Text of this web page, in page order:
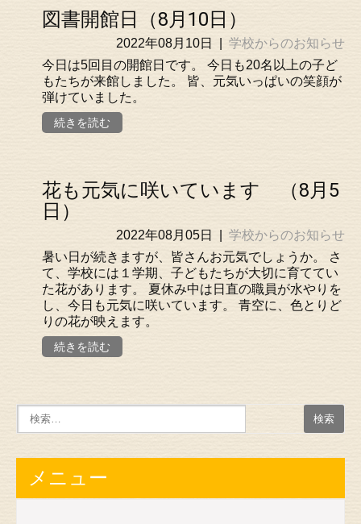
図書開館日（8月10日）
2022年08月10日
学校からのお知らせ
今日は5回目の開館日です。 今日も20名以上の子ど
もたちが来館しました。 皆、元気いっぱいの笑顔が
弾けていました。
続きを読む
花も元気に咲いています （8月5
日）
2022年08月05日
学校からのお知らせ
暑い日が続きますが、皆さんお元気でしょうか。 さ
て、学校には１学期、子どもたちが大切に育ててい
た花があります。 夏休み中は日直の職員が水やりを
し、今日も元気に咲いています。 青空に、色とりど
りの花が映えます。
続きを読む
メニュー